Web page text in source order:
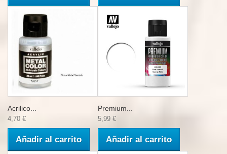
Acrilico...
4,70 €
Añadir al carrito
Premium...
5,99 €
Añadir al carrito